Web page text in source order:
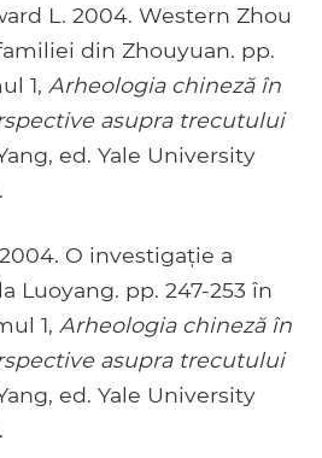
L. 2004. Western Zhou
din Zhouyuan. pp.
1, Arheologia chineză în
asupra trecutului
ed. Yale University
O investigație a
Luoyang. pp. 247-253 în
1, Arheologia chineză în
asupra trecutului
ed. Yale University